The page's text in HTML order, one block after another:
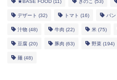
★BASE FOOD (11) きのこ (53)
デザート (32) トマト (16) パン
汁物 (48) 牛肉 (22) 米 (75)
豆腐 (20) 豚肉 (63) 野菜 (194)
麺 (48)